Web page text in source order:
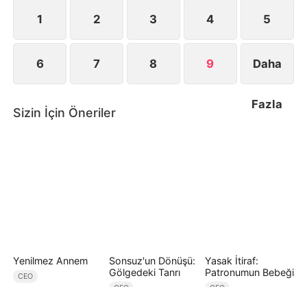
1 2 3 4 5
6 7 8 9 Daha
Fazla
Sizin İçin Öneriler
Yenilmez Annem
CEO
Sonsuz'un Dönüşü:
Gölgedeki Tanrı
Yasak İtiraf:
Patronumun Bebeği